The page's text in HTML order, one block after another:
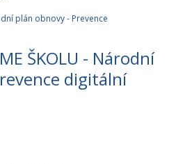
plán obnovy - Prevence
ŠKOLU - Národní
digitální